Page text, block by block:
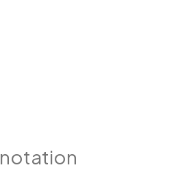
notation